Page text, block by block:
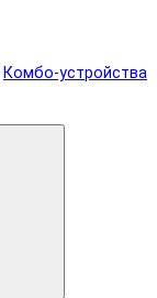
Комбо-устройства